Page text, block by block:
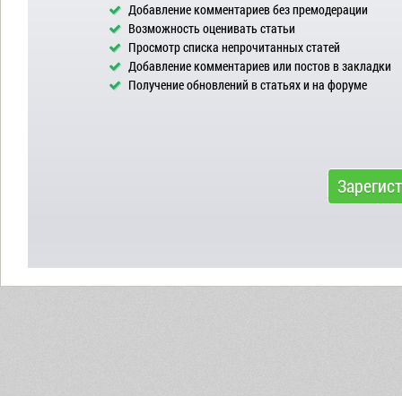
Добавление комментариев без премодерации
Возможность оценивать статьи
Просмотр списка непрочитанных статей
Добавление комментариев или постов в закладки
Получение обновлений в статьях и на форуме